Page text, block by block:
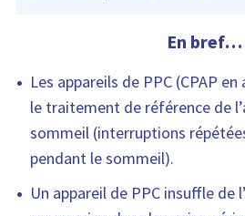
En bref…
Les appareils de PPC (CPAP
le traitement de référence de
sommeil (interruptions
pendant le sommeil).
Un appareil de PPC insuffle de